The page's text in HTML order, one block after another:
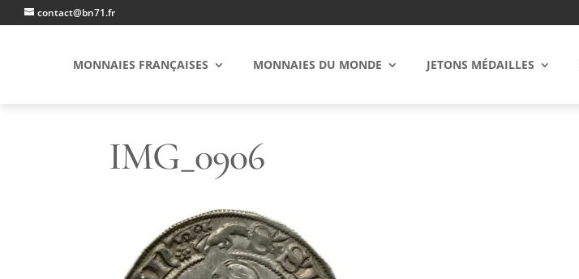
contact@bn71.fr
MONNAIES FRANÇAISES MONNAIES DU MONDE JETONS MÉDAILLES
IMG_0906